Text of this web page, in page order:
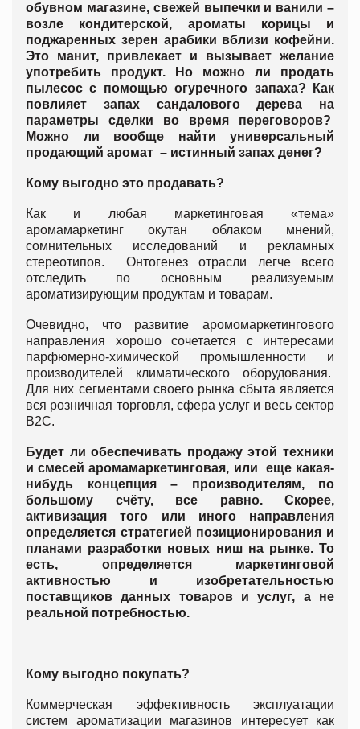
обувном магазине, свежей выпечки и ванили –
возле кондитерской, ароматы корицы и
поджаренных зерен арабики вблизи кофейни.
Это манит, привлекает и вызывает желание
употребить продукт. Но можно ли продать
пылесос с помощью огуречного запаха? Как
повлияет запах сандалового дерева на
параметры сделки во время переговоров?
Можно ли вообще найти универсальный
продающий аромат – истинный запах денег?
Кому выгодно это продавать?
Как и любая маркетинговая «тема»
аромамаркетинг окутан облаком мнений,
сомнительных исследований и рекламных
стереотипов. Онтогенез отрасли легче всего
отследить по основным реализуемым
ароматизирующим продуктам и товарам.
Очевидно, что развитие аромомаркетингового
направления хорошо сочетается с интересами
парфюмерно-химической промышленности и
производителей климатического оборудования.
Для них сегментами своего рынка сбыта является
вся розничная торговля, сфера услуг и весь сектор
B2C.
Будет ли обеспечивать продажу этой техники
и смесей аромамаркетинговая, или еще какая-
нибудь концепция – производителям, по
большому счёту, все равно. Скорее,
активизация того или иного направления
определяется стратегией позиционирования и
планами разработки новых ниш на рынке. То
есть, определяется маркетинговой
активностью и изобретательностью
поставщиков данных товаров и услуг, а не
реальной потребностью.
Кому выгодно покупать?
Коммерческая эффективность эксплуатации
систем ароматизации магазинов интересует как